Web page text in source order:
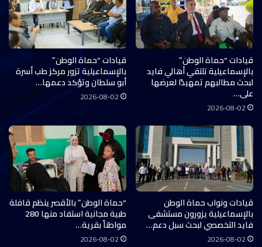
قيادات “حماة الوطن”
بالإسماعيلية تلتقي أهالي فايد
لبحث مطالبهم تمهيدًا لعرضها
على…
2026-08-02
قيادات “حماة الوطن”
بالإسماعيلية تزور مركز طب أسرة
أبو سلطان وتؤكد دعمها…
2026-08-02
قيادات ونواب حماة الوطن
بالإسماعيلية يزورون مستشفى
فايد التخصصي لبحث سبل دعم…
2026-08-02
“حماة الوطن” بالأقصر ينظم قافلة
طبية مجانية استفاد منها 280
مواطناً بقرية…
2026-08-02